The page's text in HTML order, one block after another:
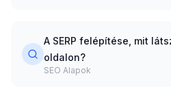
A SERP felépítése, mit
oldalon?
SEO Alapok